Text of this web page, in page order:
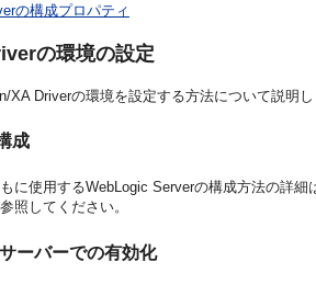
の構成プロパティ
の環境の設定
XA Driverの環境を設定する方法について説明
成
に使用するWebLogic Serverの構成方法の詳細
照してください。
ーバーでの有効化